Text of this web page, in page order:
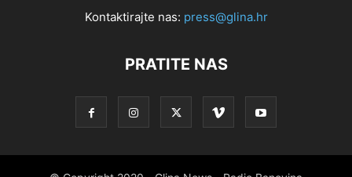
Kontaktirajte nas: press@glina.hr
PRATITE NAS